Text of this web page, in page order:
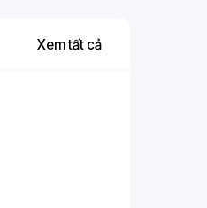
Xem tất cả